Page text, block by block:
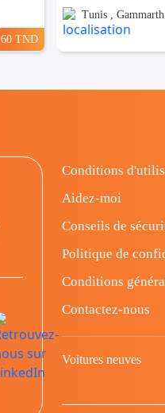
60 TND
Tunis , Gammarth
Conditions
Aidez-moi
Conseils de
Politique de
Conditions
Contactez-nous
Voitures neuves